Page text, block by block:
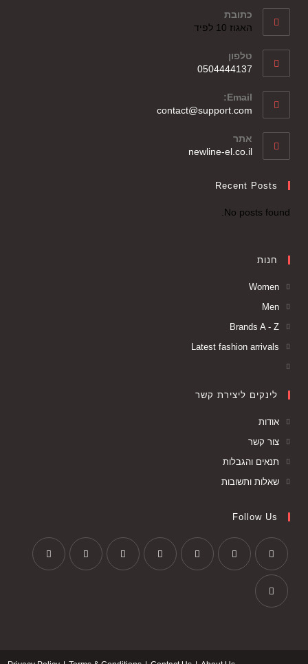
כתובת
האגוז 10 לפיד
טלפון
0504444137
Email:
contact@support.com
אתר
newline-el.co.il
Recent Posts
No posts found.
חנות
Women
Men
Brands A - Z
Latest fashion arrivals
לינקים ליצירת קשר
אודות
צור קשר
תנאים והגבלות
שאלות ותשובות
Follow Us